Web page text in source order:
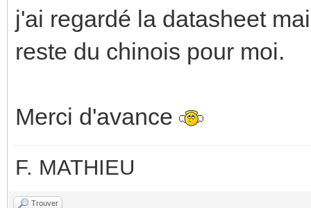
j'ai regardé la datasheet
reste du chinois pour moi.
Merci d'avance
F. MATHIEU
Trouver